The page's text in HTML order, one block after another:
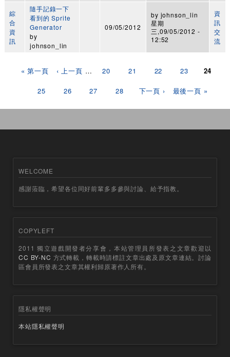
綜
合
資
訊
隨手記錄一下
看到的 Sprite
Generator
by
johnson_lin
09/05/2012
by johnson_lin
星期
三,09/05/2012 -
12:52
資
訊
交
流
« 第一頁 ‹ 上一頁 … 20 21 22 23 24
25 26 27 28 下一頁 › 最後一頁 »
WELCOME
感謝蒞臨，希望各位同好前輩多多參與討論、給予指教。
COPYLEFT
2011 獨立遊戲開發者分享會，本站管理員所發表之文章歡迎以
CC BY-NC 方式轉載，轉載時請標註文章出處及原文章連結。討論
區會員所發表之文章其權利歸原著作人所有。
隱私權聲明
本站隱私權聲明